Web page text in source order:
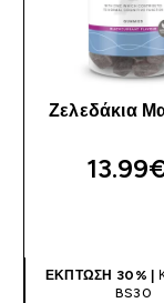
Ζελεδάκια
ΈΚΠΤΩΣΗ 30% |
BS30